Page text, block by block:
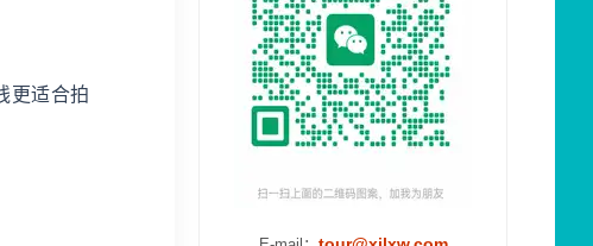
更适合拍